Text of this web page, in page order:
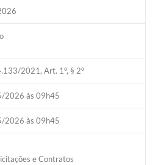
2021, Art. 1º, § 2º
2026 às 09h45
2026 às 09h45
e Contratos